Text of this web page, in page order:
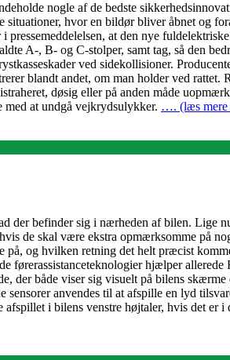
nogle af de bedste
hvor en bildør bliver åbnet og
at den nye
A-, B- og C-stolper, samt tag, så den
ved sidekollisioner.
blandt andet, om man holder ved rattet.
døsig eller på anden måde
at undgå vejkrydsulykker. …. (læs mere
der befinder sig i nærheden af bilen. Lige
de skal være ekstra opmærksomme på
på, og hvilken retning det helt præcist
førerassistanceteknologier hjælper allerede
der både viser sig visuelt på bilens
anvendes til at afspille en lyd
i bilens venstre højtaler, hvis det er i